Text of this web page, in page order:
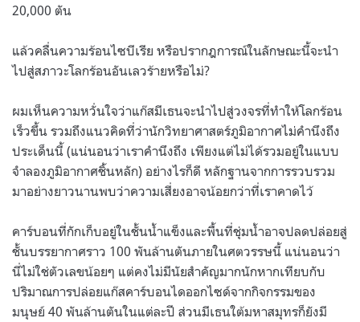
20,000 ตัน
แล้วคลื่นความร้อนไซบีเรีย หรือปรากฎการณ์ในลักษณะนี้จะนำ
ไปสู่สภาวะโลกร้อนอันเลวร้ายหรือไม่?
ผมเห็นความหวั่นใจว่าแก๊สมีเธนจะนำไปสู่วงจรที่ทำให้โลกร้อน
เร็วขึ้น รวมถึงแนวคิดที่ว่านักวิทยาศาสตร์ภูมิอากาศไม่คำนึงถึง
ประเด็นนี้ (แน่นอนว่าเราคำนึงถึง เพียงแต่ไม่ได้รวมอยู่ในแบบ
จำลองภูมิอากาศชิ้นหลัก) อย่างไรก็ดี หลักฐานจากการรวบรวม
มาอย่างยาวนานพบว่าความเสี่ยงอาจน้อยกว่าที่เราคาดไว้
คาร์บอนที่กักเก็บอยู่ในชั้นน้ำแข็งและพื้นที่ชุ่มน้ำอาจปลดปล่อยสู่
ชั้นบรรยากาศราว 100 พันล้านตันภายในศตวรรษนี้ แน่นอนว่า
นี่ไม่ใช่ตัวเลขน้อยๆ แต่คงไม่มีนัยสำคัญมากนักหากเทียบกับ
ปริมาณการปล่อยแก๊สคาร์บอนไดออกไซด์จากกิจกรรมของ
มนุษย์ 40 พันล้านตันในแต่ละปี ส่วนมีเธนใต้มหาสมุทรก็ยังมี